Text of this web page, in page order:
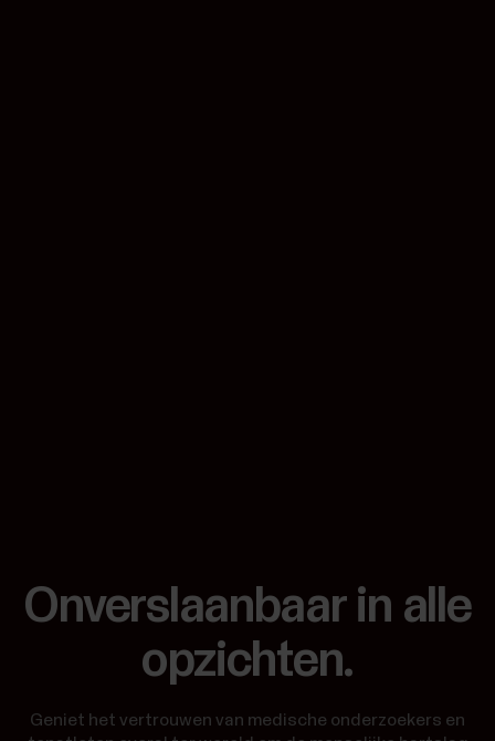
Onverslaanbaar in alle
opzichten.
Geniet het vertrouwen van medische onderzoekers en